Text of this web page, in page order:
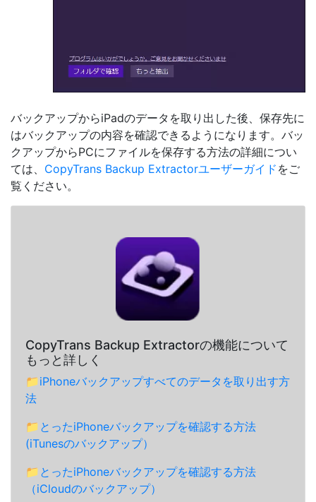
バックアップからiPadのデータを取り出した後、保存先に
はバックアップの内容を確認できるようになります。バッ
クアップからPCにファイルを保存する方法の詳細につい
ては、 CopyTrans Backup Extractorユーザーガイド をご
覧ください。
CopyTrans Backup Extractorの機能について
もっと詳しく
📁iPhoneバックアップすべてのデータを取り出す方
法
📁 とったiPhoneバックアップを確認する方法
(iTunesのバックアップ）
📁 とったiPhoneバックアップを確認する方法
（iCloudのバックアップ）